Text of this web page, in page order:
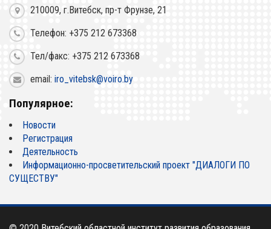
210009, г.Витебск, пр-т Фрунзе, 21
Телефон: +375 212 673368
Тел/факс: +375 212 673368
email: iro_vitebsk@voiro.by
Популярное:
Новости
Регистрация
Деятельность
Информационно-просветительский проект "ДИАЛОГИ ПО
СУЩЕСТВУ"